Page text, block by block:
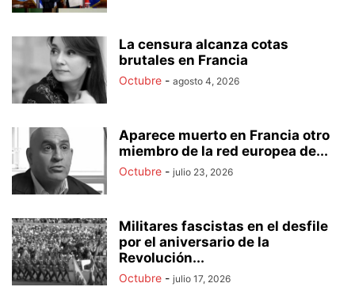
La censura alcanza cotas
brutales en Francia
Octubre - agosto 4, 2026
Aparece muerto en Francia otro
miembro de la red europea de...
Octubre - julio 23, 2026
Militares fascistas en el desfile
por el aniversario de la
Revolución...
Octubre - julio 17, 2026